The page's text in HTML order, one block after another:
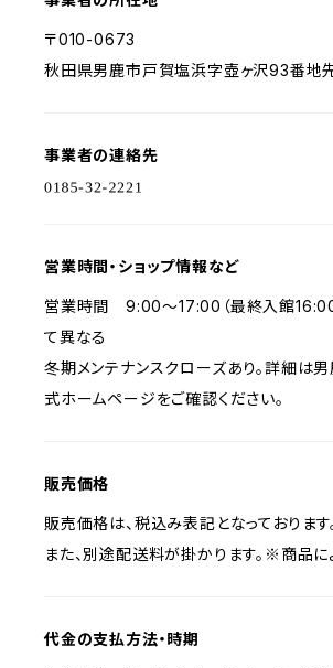
〒010-0673
秋田県男鹿市戸賀塩浜字壺ヶ沢93番地
事業者の連絡先
営業時間・ショップ情報など
営業時間 9:00～17:00（最終入館
て異なる
冬期メンテナンスクローズあり。詳細は
式ホームページをご確認ください。
販売価格
販売価格は、税込み表記となっております
また、別途配送料が掛かります。※商品に
代金の支払方法・時期